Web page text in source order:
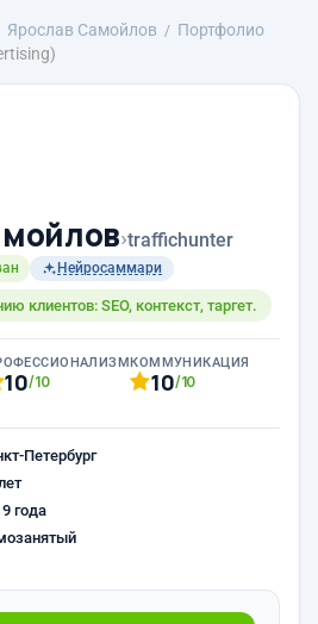
Ярослав Самойлов
Портфолио
›traffichunter
Нейросаммари
клиентов: SEO, контекст, таргет.
10/10
КОММУНИКАЦИЯ
10/10
Петербург
года